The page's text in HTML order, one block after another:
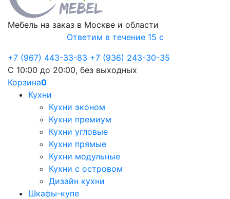
Мебель на заказ в Москве и области
Ответим в течение 15 с
+7 (967) 443-33-83 +7 (936) 243-30-35
С 10:00 до 20:00, без выходных
Корзина0
Кухни
Кухни эконом
Кухни премиум
Кухни угловые
Кухни прямые
Кухни модульные
Кухни с островом
Дизайн кухни
Шкафы-купе